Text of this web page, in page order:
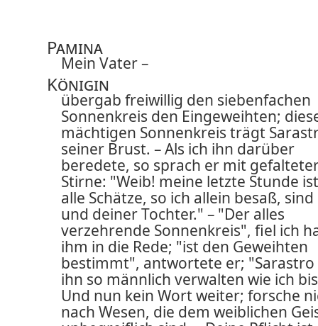
Pamina
Mein Vater –
Königin
übergab freiwillig den siebenfachen
Sonnenkreis den Eingeweihten;
mächtigen Sonnenkreis trägt
seiner Brust. – Als ich ihn darüber
beredete, so sprach er mit
Stirne: "Weib! meine letzte Stunde
alle Schätze, so ich allein besaß,
und deiner Tochter." – "Der alles
verzehrende Sonnenkreis", fiel ich
ihm in die Rede; "ist den Geweihten
bestimmt", antwortete er;
ihn so männlich verwalten wie ich
Und nun kein Wort weiter; forsche
nach Wesen, die dem weiblichen